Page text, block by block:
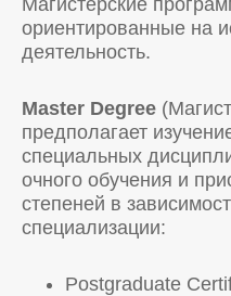
Магистерские
ориентированные на
деятельность.
Master Degree
предполагает
специальных
очного обучения и
степеней в
специализации:
Postgraduate